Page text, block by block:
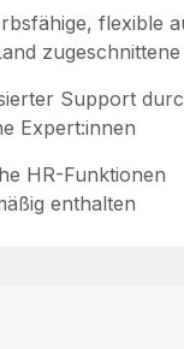
flexible
Support
Expert:innen
HR-Funktionen
enthalten